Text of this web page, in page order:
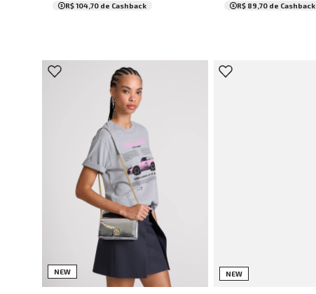
R$ 104,70 de Cashback R$ 89,70de Cashback
NEW NEW